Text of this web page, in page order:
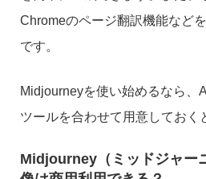
Chromeのページ翻訳機能など
です。
Midjourneyを使い始めるなら、
ツールを合わせて用意しておく
Midjourney（ミッドジャー